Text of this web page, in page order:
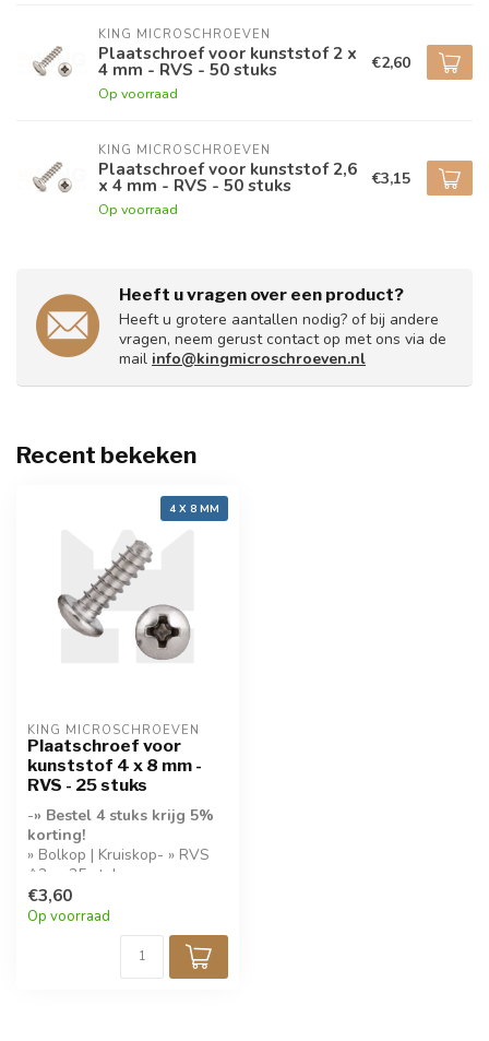
KING MICROSCHROEVEN
Plaatschroef voor kunststof 2 x
4 mm - RVS - 50 stuks
Op voorraad
€2,60
KING MICROSCHROEVEN
Plaatschroef voor kunststof 2,6
x 4 mm - RVS - 50 stuks
Op voorraad
€3,15
Heeft u vragen over een product?
Heeft u grotere aantallen nodig? of bij andere
vragen, neem gerust contact op met ons via de
mail info@kingmicroschroeven.nl
Recent bekeken
4 X 8 MM
KING MICROSCHROEVEN
Plaatschroef voor
kunststof 4 x 8 mm -
RVS - 25 stuks
-» Bestel 4 stuks krijg 5%
korting!
» Bolkop | Kruiskop- » RVS
A2- » 25 stuks per
verpakking-
€3,60
Op voorraad